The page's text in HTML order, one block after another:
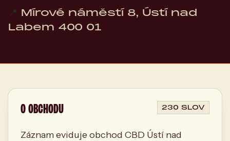
📍 Mírové náměstí 8, Ústí nad
Labem 400 01
O OBCHODU 230 SLOV
Záznam eviduje obchod CBD Ústí nad